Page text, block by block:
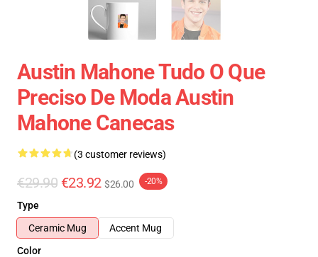
Austin Mahone Tudo O Que
Preciso De Moda Austin
Mahone Canecas
(3 customer reviews)
€29.90 €23.92 $26.00 -20%
Type
Ceramic Mug
Accent Mug
Color